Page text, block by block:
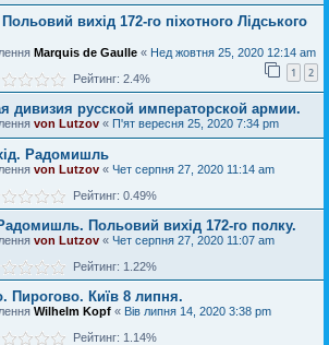
вихід 172-го піхотного Лідського
Marquis de Gaulle « Нед жовтня 25, 2020 12:14 am
1 2
Рейтинг: 2.4%
дивизия русской императорской армии.
von Lutzov « П'ят вересня 25, 2020 7:34 pm
Радомишль
von Lutzov « Чет серпня 27, 2020 11:14 am
Рейтинг: 0.49%
Польовий вихiд 172-го полку.
von Lutzov « Чет серпня 27, 2020 11:07 am
Рейтинг: 1.22%
Пирогово. Київ 8 липня.
Wilhelm Kopf « Вів липня 14, 2020 3:38 pm
Рейтинг: 1.14%